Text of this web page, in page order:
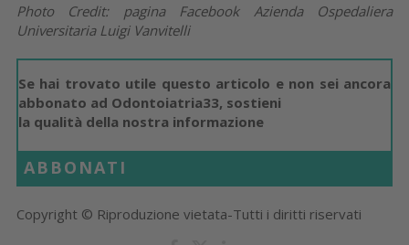
Photo Credit: pagina Facebook Azienda Ospedaliera
Universitaria Luigi Vanvitelli
Se hai trovato utile questo articolo e non sei ancora
abbonato ad Odontoiatria33, sostieni
la qualità della nostra informazione
ABBONATI
Copyright © Riproduzione vietata-Tutti i diritti riservati